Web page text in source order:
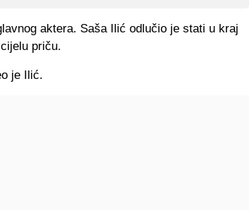
aktera. Saša Ilić odlučio je stati u kraj
priču.
je Ilić.